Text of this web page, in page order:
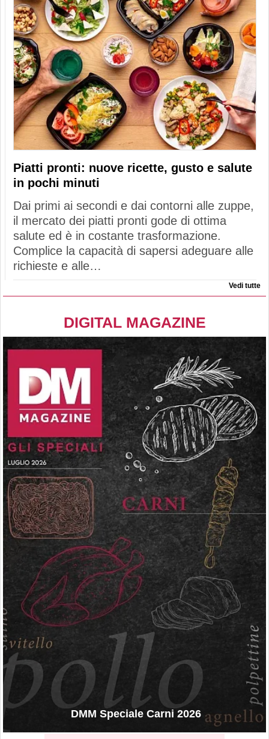
Piatti pronti: nuove ricette, gusto e salute
in pochi minuti
Dai primi ai secondi e dai contorni alle zuppe,
il mercato dei piatti pronti gode di ottima
salute ed è in costante trasformazione.
Complice la capacità di sapersi adeguare alle
richieste e alle…
Vedi tutte
DIGITAL MAGAZINE
DMM Speciale Carni 2026